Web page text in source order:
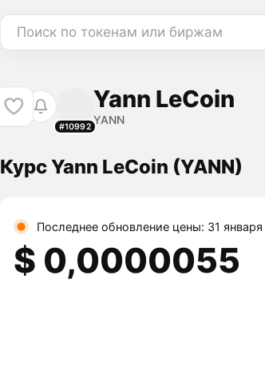
Поиск по токенам или биржам
#10992
Yann LeCoin
YANN
Курс Yann LeCoin (YANN)
Последнее обновление цены: 31 января
$ 0,0000055